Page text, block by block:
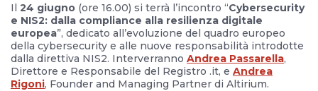
Il 24 giugno (ore 16.00) si terrà l’incontro “Cybersecurity
e NIS2: dalla compliance alla resilienza digitale
europea”, dedicato all’evoluzione del quadro europeo
della cybersecurity e alle nuove responsabilità introdotte
dalla direttiva NIS2. Interverranno Andrea Passarella,
Direttore e Responsabile del Registro .it, e Andrea
Rigoni, Founder and Managing Partner di Altirium.